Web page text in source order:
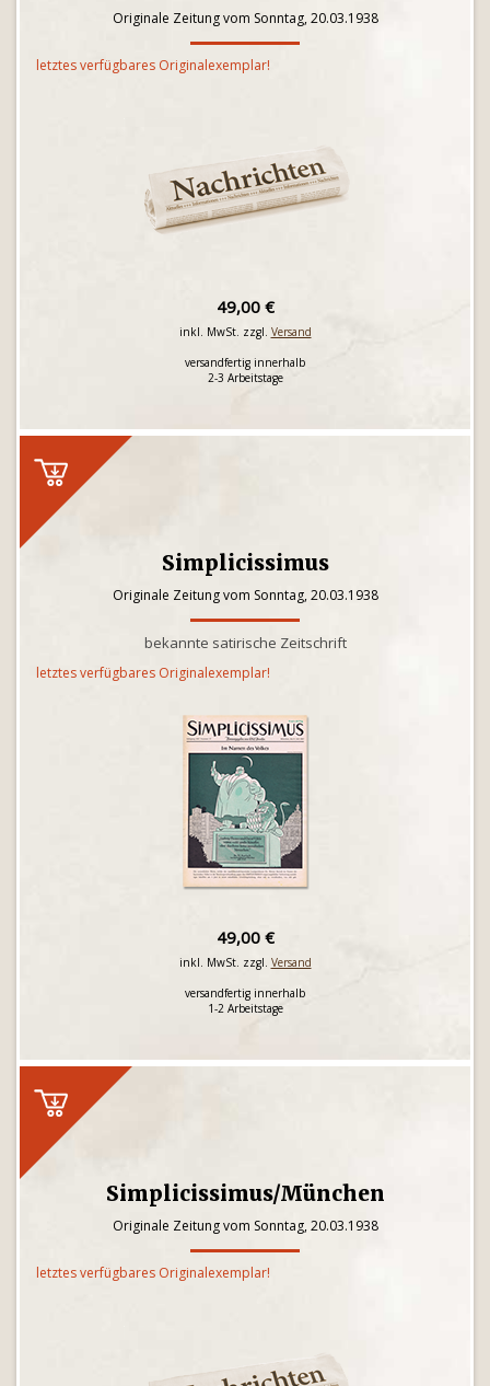
Originale Zeitung vom Sonntag, 20.03.1938
letztes verfügbares Originalexemplar!
49,00 €
inkl. MwSt. zzgl. Versand
versandfertig innerhalb
2-3 Arbeitstage
Simplicissimus
Originale Zeitung vom Sonntag, 20.03.1938
bekannte satirische Zeitschrift
letztes verfügbares Originalexemplar!
49,00 €
inkl. MwSt. zzgl. Versand
versandfertig innerhalb
1-2 Arbeitstage
Simplicissimus/München
Originale Zeitung vom Sonntag, 20.03.1938
letztes verfügbares Originalexemplar!